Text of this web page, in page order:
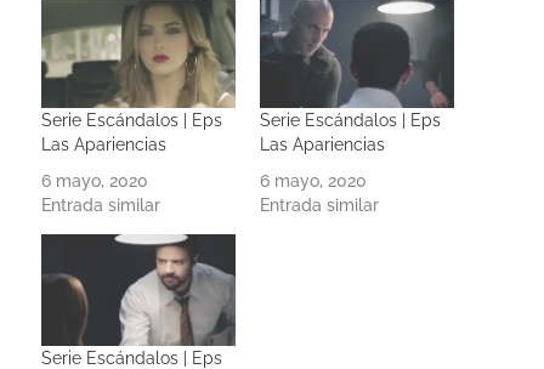
Serie Escándalos | Eps
Las Apariencias
6 mayo, 2020
Entrada similar
Serie Escándalos | Eps
Las Apariencias
6 mayo, 2020
Entrada similar
Serie Escándalos | Eps